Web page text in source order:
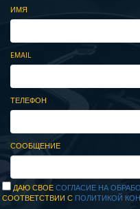
ИМЯ
EMAIL
ТЕЛЕФОН
СООБЩЕНИЕ
ДАЮ СВОЕСОГЛАСИЕ НА
СООТВЕТСТВИИ С ПОЛИТИКОЙ